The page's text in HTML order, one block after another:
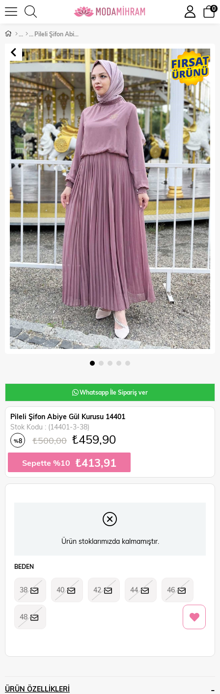
0
Pileli Şifon Abiye Gül Kurusu 14401
Whatsapp İle Sipariş ver
Pileli Şifon Abiye Gül Kurusu 14401
Stok Kodu
(14401-3-38)
%8 ₺500,00 ₺459,90
Sepette %10 ₺413,91
Ürün stoklarımızda kalmamıştır.
BEDEN
38 40 42 44 46
48
ÜRÜN ÖZELLIKLERI